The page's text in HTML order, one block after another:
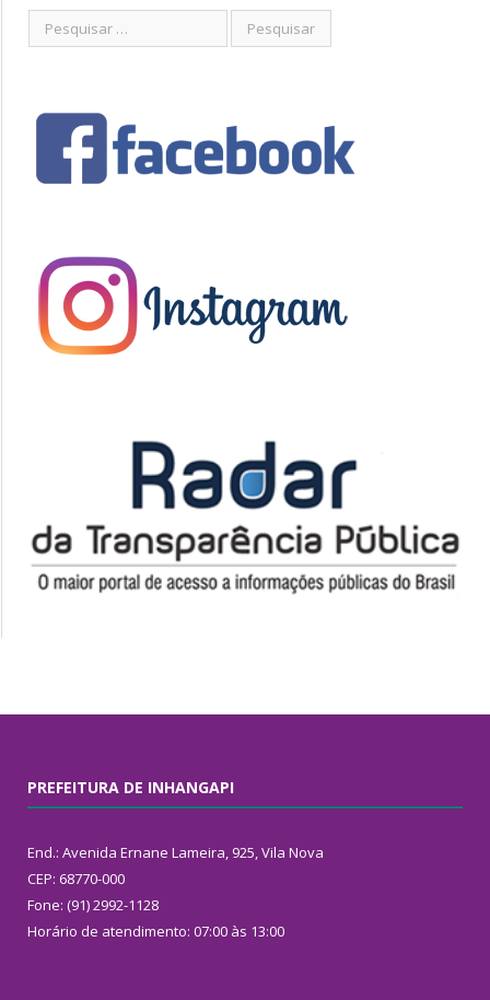
PREFEITURA DE INHANGAPI
End.: Avenida Ernane Lameira, 925, Vila Nova
CEP: 68770-000
Fone: (91) 2992-1128
Horário de atendimento: 07:00 às 13:00